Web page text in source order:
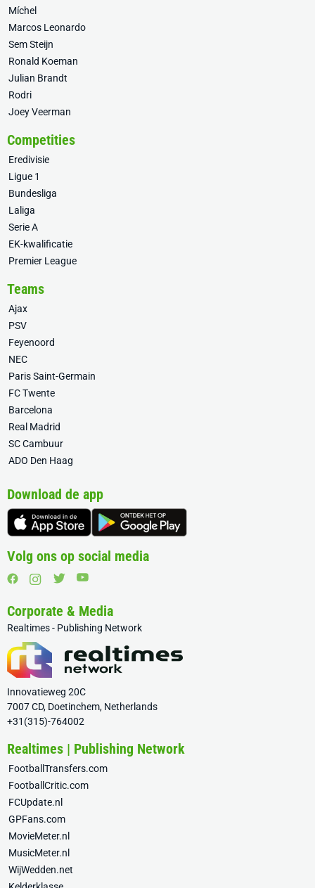
Míchel
Marcos Leonardo
Sem Steijn
Ronald Koeman
Julian Brandt
Rodri
Joey Veerman
Competities
Eredivisie
Ligue 1
Bundesliga
Laliga
Serie A
EK-kwalificatie
Premier League
Teams
Ajax
PSV
Feyenoord
NEC
Paris Saint-Germain
FC Twente
Barcelona
Real Madrid
SC Cambuur
ADO Den Haag
Download de app
Volg ons op social media
Corporate & Media
Realtimes - Publishing Network
Innovatieweg 20C
7007 CD, Doetinchem, Netherlands
+31(315)-764002
Realtimes | Publishing Network
FootballTransfers.com
FootballCritic.com
FCUpdate.nl
GPFans.com
MovieMeter.nl
MusicMeter.nl
WijWedden.net